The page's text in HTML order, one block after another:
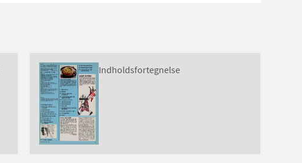
Indholdsfortegnelse